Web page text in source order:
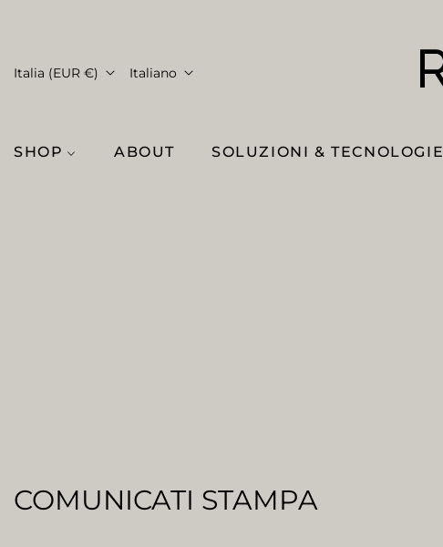
Italia (EUR €) Italiano
SHOP ABOUT SOLUZIONI & TECNOLOGIE
COMUNICATI STAMPA